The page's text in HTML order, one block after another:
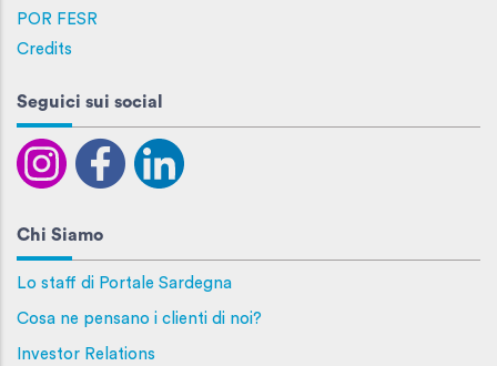
POR FESR
Credits
Seguici sui social
Chi Siamo
Lo staff di Portale Sardegna
Cosa ne pensano i clienti di noi?
Investor Relations